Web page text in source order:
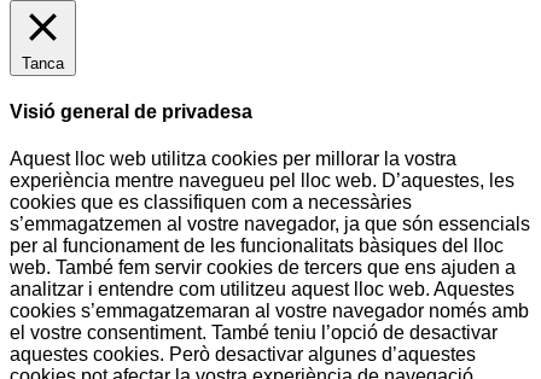
Tanca
Visió general de privadesa
Aquest lloc web utilitza cookies per millorar la vostra
experiència mentre navegueu pel lloc web. D’aquestes, les
cookies que es classifiquen com a necessàries
s’emmagatzemen al vostre navegador, ja que són essencials
per al funcionament de les funcionalitats bàsiques del lloc
web. També fem servir cookies de tercers que ens ajuden a
analitzar i entendre com utilitzeu aquest lloc web. Aquestes
cookies s’emmagatzemaran al vostre navegador només amb
el vostre consentiment. També teniu l’opció de desactivar
aquestes cookies. Però desactivar algunes d’aquestes